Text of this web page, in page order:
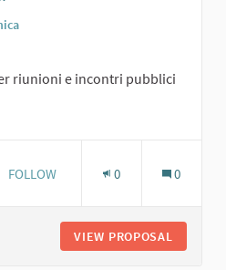
riunioni e incontri pubblici
3 FOLLOWERS
FOLLOW 0 0
VIEW PROPOSAL